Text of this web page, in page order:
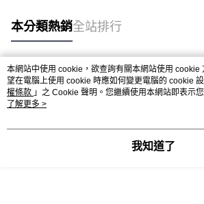
本分類熱銷全站排行
熱門標籤
本網站中使用 cookie，欲查詢有關本網站使用 cookie
望在電腦上使用 cookie 時應如何變更電腦的 cookie
權條款 」之 Cookie 聲明。您繼續使用本網站即表示
用條款之 Cookie 聲明使用 cookie。
了解更多 >
我知道了